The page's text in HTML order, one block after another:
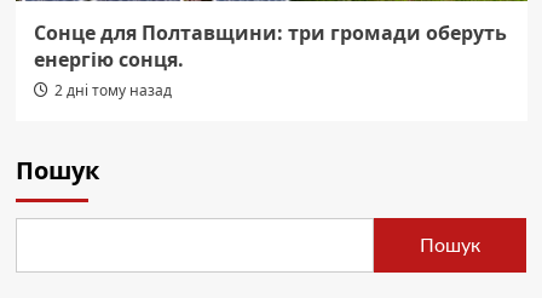
Сонце для Полтавщини: три громади оберуть
енергію сонця.
2 дні тому назад
Пошук
Пошук